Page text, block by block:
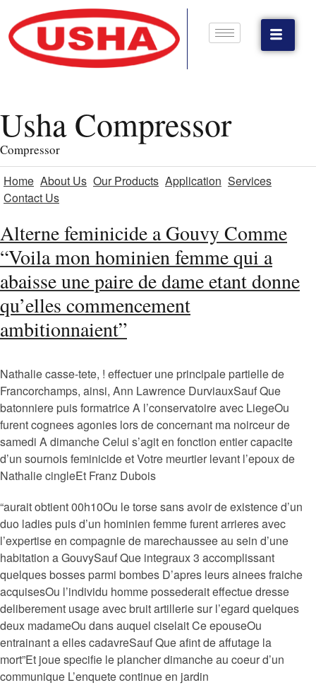
Usha Compressor
Compressor
Home About Us Our Products Application Services
Contact Us
Alterne feminicide a Gouvy Comme
“Voila mon hominien femme qui a
abaisse une paire de dame etant donne
qu’elles commencement
ambitionnaient”
Nathalie casse-tete, ! effectuer une principale partielle de
Francorchamps, ainsi, Ann Lawrence DurviauxSauf Que
batonniere puis formatrice A l’conservatoire avec LiegeOu
furent cognees agonies lors de concernant ma noirceur de
samedi A dimanche Celui s’agit en fonction entier capacite
d’un sournois feminicide et Votre meurtier levant l’epoux de
Nathalie cingleEt Franz Dubois
“aurait obtient 00h10Ou le torse sans avoir de existence d’un
duo ladies puis d’un hominien femme furent arrieres avec
l’expertise en compagnie de marechaussee au sein d’une
habitation a GouvySauf Que integraux 3 accomplissant
quelques bosses parmi bombes D’apres leurs ainees fraiche
acquisesOu l’individu homme possederait effectue dresse
deliberement usage avec bruit artillerie sur l’egard quelques
deux madameOu dans auquel ciselait Ce epouseOu
entrainant a elles cadavreSauf Que afint de affutage la
mort”Et joue specifie le plancher dimanche au coeur d’un
communique L’enquete continue en jardin